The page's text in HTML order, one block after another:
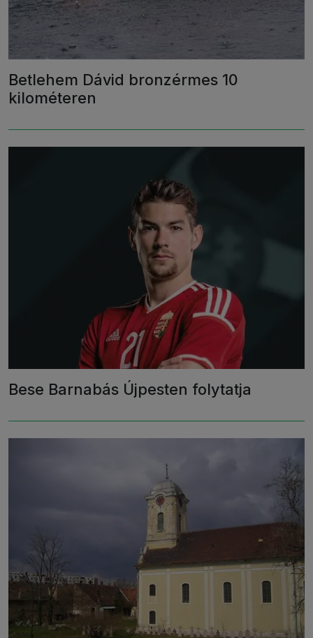
Betlehem Dávid bronzérmes 10
kilométeren
Bese Barnabás Újpesten folytatja